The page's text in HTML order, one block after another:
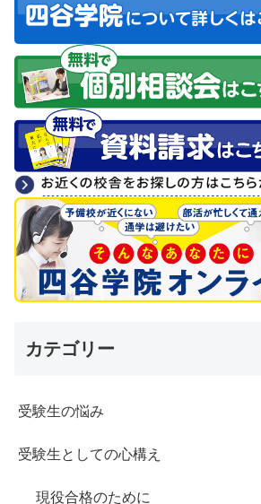
カテゴリー
受験生の悩み
受験生としての心構え
現役合格のために